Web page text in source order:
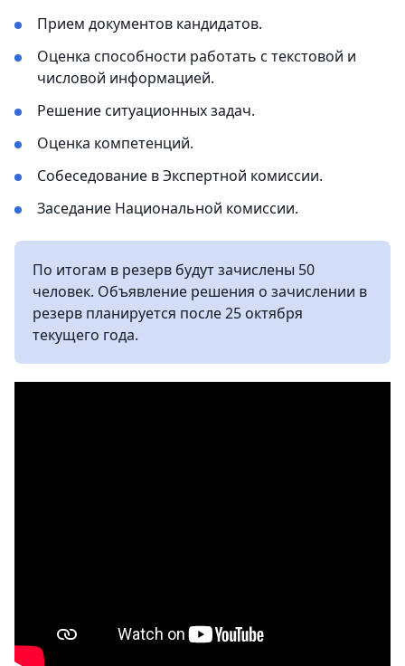
Прием документов кандидатов.
Оценка способности работать с текстовой и
числовой информацией.
Решение ситуационных задач.
Оценка компетенций.
Собеседование в Экспертной комиссии.
Заседание Национальной комиссии.
По итогам в резерв будут зачислены 50
человек. Объявление решения о зачислении в
резерв планируется после 25 октября
текущего года.